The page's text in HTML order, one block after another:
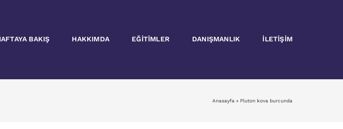
BAKIŞ HAKKIMDA EĞITIMLER DANIŞMANLIK İLETIŞIM
Anasayfa » Pluton kova burcunda